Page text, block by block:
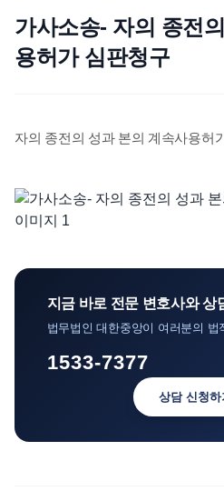
업무분야
전체
소식/자료
법률 블로그
뉴스레터/브로슈어
가사소송- 자의 종전
용허가 심판청구
자의 종전의 성과 본의 계속사용허
지금 바로 전문 변호사와 상
법무법인 대한중앙이 여러분의
1533-7377
상담 신청